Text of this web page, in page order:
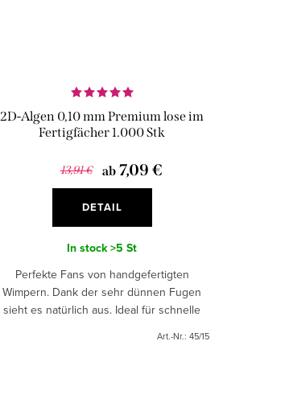
2D-Algen 0,10 mm Premium lose im
Fertigfächer 1.000 Stk
13,91 € ab7,09 €
DETAIL
In stock>5 St
Perfekte Fans von handgefertigten
Wimpern. Dank der sehr dünnen Fugen
sieht es natürlich aus. Ideal für schnelle
alle wimpernkunst. Es...
Art.-Nr.: 45/15